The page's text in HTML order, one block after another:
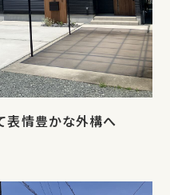
表情豊かな外構へ